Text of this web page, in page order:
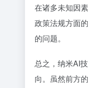
在诸多未知因
政策法规方面
的问题。
总之，纳米AI
向。虽然前方